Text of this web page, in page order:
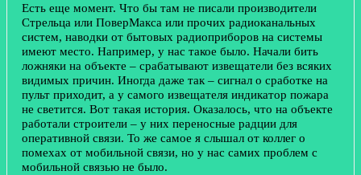
Есть еще момент. Что бы там не писали производители
Стрельца или ПоверМакса или прочих радиоканальных
систем, наводки от бытовых радиоприборов на системы
имеют место. Например, у нас такое было. Начали бить
ложняки на объекте – срабатывают извещатели без всяких
видимых причин. Иногда даже так – сигнал о сработке на
пульт приходит, а у самого извещателя индикатор пожара
не светится. Вот такая история. Оказалось, что на объекте
работали строители – у них переносные радции для
оперативной связи. То же самое я слышал от коллег о
помехах от мобильной связи, но у нас самих проблем с
мобильной связью не было.